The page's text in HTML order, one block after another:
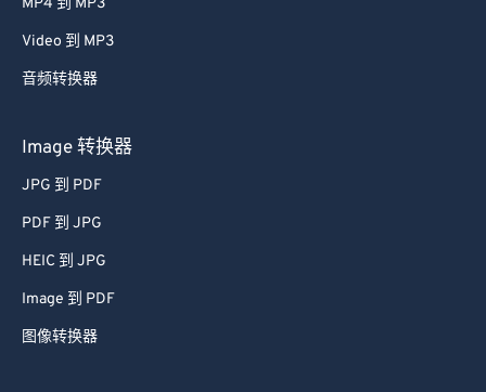
MP4 到 MP3
Video 到 MP3
音频转换器
Image 转换器
JPG 到 PDF
PDF 到 JPG
HEIC 到 JPG
Image 到 PDF
图像转换器